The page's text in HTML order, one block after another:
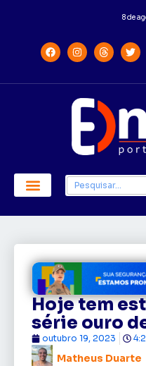
8 de
Hoje tem
série ouro
Matheus Duarte
outubro 19, 2023